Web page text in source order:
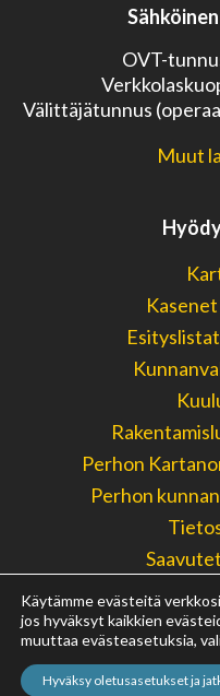
OVT-
Välittäjätunnus
Muut
Perhon
Perhon
Ilmoittaudu
Käytämme evästeitä
jos hyväksyt kaikkien
muuttaa evästeasetuksia,
Hyväksy oletusasetukset ja